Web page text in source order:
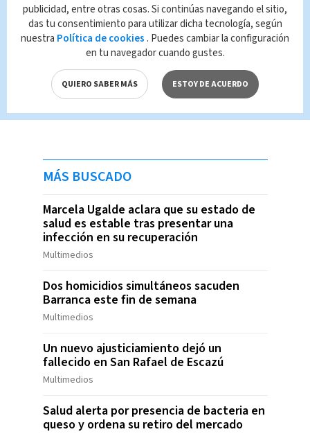
MÁS BUSCADO
Marcela Ugalde aclara que su estado de
salud es estable tras presentar una
infección en su recuperación
Multimedios
Dos homicidios simultáneos sacuden
Barranca este fin de semana
Multimedios
Un nuevo ajusticiamiento dejó un
fallecido en San Rafael de Escazú
Multimedios
Salud alerta por presencia de bacteria en
queso y ordena su retiro del mercado
publicidad, entre otras cosas. Si continúas navegando el sitio,
das tu consentimiento para utilizar dicha tecnología, según
nuestra Política de cookies . Puedes cambiar la configuración
en tu navegador cuando gustes.
QUIERO SABER MÁS ESTOY DE ACUERDO